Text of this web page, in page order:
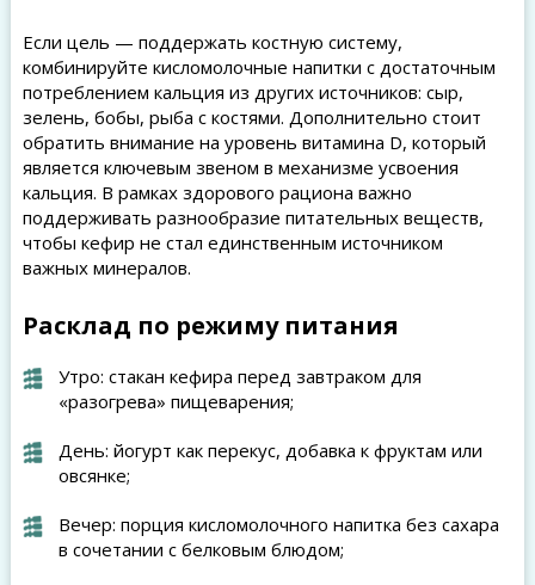
Если цель — поддержать костную систему,
комбинируйте кисломолочные напитки с достаточным
потреблением кальция из других источников: сыр,
зелень, бобы, рыба с костями. Дополнительно стоит
обратить внимание на уровень витамина D, который
является ключевым звеном в механизме усвоения
кальция. В рамках здорового рациона важно
поддерживать разнообразие питательных веществ,
чтобы кефир не стал единственным источником
важных минералов.
Расклад по режиму питания
Утро: стакан кефира перед завтраком для
«разогрева» пищеварения;
День: йогурт как перекус, добавка к фруктам или
овсянке;
Вечер: порция кисломолочного напитка без сахара
в сочетании с белковым блюдом;